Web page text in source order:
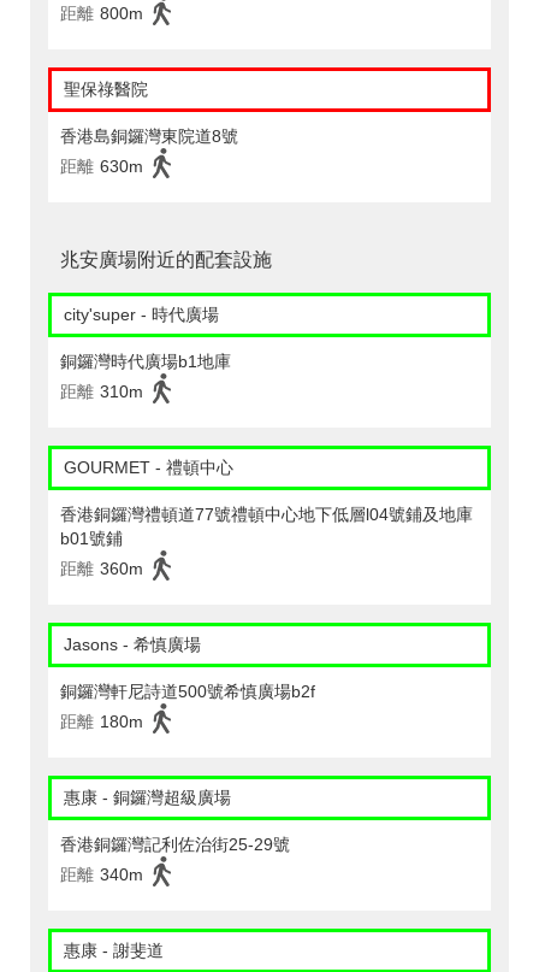
距離 800m
聖保祿醫院
香港島銅鑼灣東院道8號
距離 630m
兆安廣場附近的配套設施
city'super - 時代廣場
銅鑼灣時代廣場b1地庫
距離 310m
GOURMET - 禮頓中心
香港銅鑼灣禮頓道77號禮頓中心地下低層l04號鋪及地庫
b01號鋪
距離 360m
Jasons - 希慎廣場
銅鑼灣軒尼詩道500號希慎廣場b2f
距離 180m
惠康 - 銅鑼灣超級廣場
香港銅鑼灣記利佐治街25-29號
距離 340m
惠康 - 謝斐道